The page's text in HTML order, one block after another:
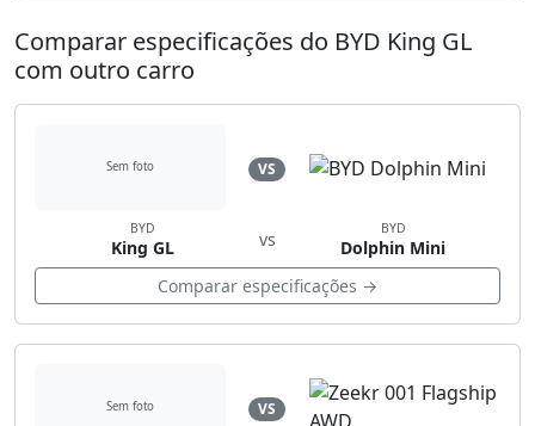
Comparar especificações do BYD King GL
com outro carro
Sem foto VS
BYD
King GL vs BYD
Dolphin Mini
Comparar especificações →
Sem foto VS